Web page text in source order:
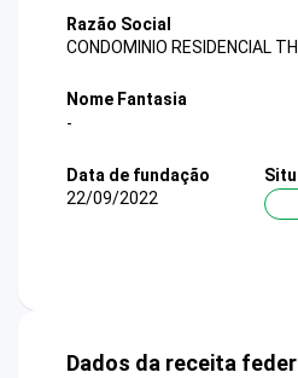
Razão Social
CONDOMINIO RESIDENCIAL
Nome Fantasia
-
Data de fundação
22/09/2022
Dados da receita